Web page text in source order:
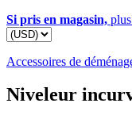
Si pris en magasin,
Accessoires de
Niveleur